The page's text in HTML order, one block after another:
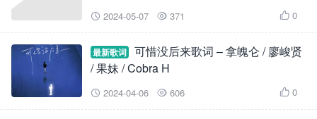
 2024-05-07  371  0
最新歌词
可惜没后来歌词 – 拿魄仑 / 廖峻贤
/ 果妹 / Cobra H
 2024-04-06  606  0